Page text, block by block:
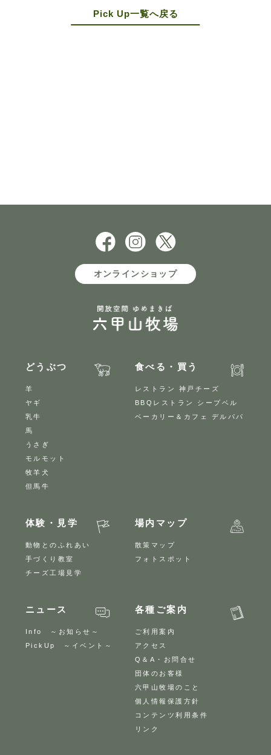
Pick Up一覧へ戻る
オンラインショップ
どうぶつ
羊
ヤギ
乳牛
馬
うさぎ
モルモット
牧羊犬
但馬牛
食べる・買う
レストラン 神戸チーズ
BBQレストラン シープベル
ベーカリー＆カフェ デルパパ
体験・見学
動物とのふれあい
手づくり教室
チーズ工場見学
場内マップ
散策マップ
フォトスポット
ニュース
Info ～お知らせ～
PickUp ～イベント～
各種ご案内
ご利用案内
アクセス
Q＆A・お問合せ
団体のお客様
六甲山牧場のこと
個人情報保護方針
コンテンツ利用条件
リンク